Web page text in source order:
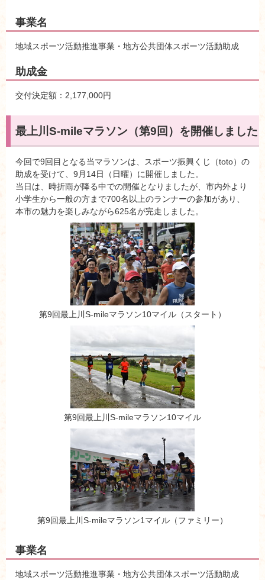
事業名
地域スポーツ活動推進事業・地方公共団体スポーツ活動助成
助成金
交付決定額：2,177,000円
最上川S-mileマラソン（第9回）を開催しました
今回で9回目となる当マラソンは、スポーツ振興くじ（toto）の
助成を受けて、9月14日（日曜）に開催しました。
当日は、時折雨が降る中での開催となりましたが、市内外より
小学生から一般の方まで700名以上のランナーの参加があり、
本市の魅力を楽しみながら625名が完走しました。
第9回最上川S-mileマラソン10マイル（スタート）
第9回最上川S-mileマラソン10マイル
第9回最上川S-mileマラソン1マイル（ファミリー）
事業名
地域スポーツ活動推進事業・地方公共団体スポーツ活動助成